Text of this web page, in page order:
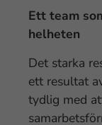
Ett team
helheten
Det starka
ett resultat
tydlig med